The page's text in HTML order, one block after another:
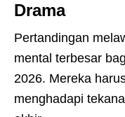
Drama
Pertandingan
mental terbesar
2026. Mereka
menghadapi